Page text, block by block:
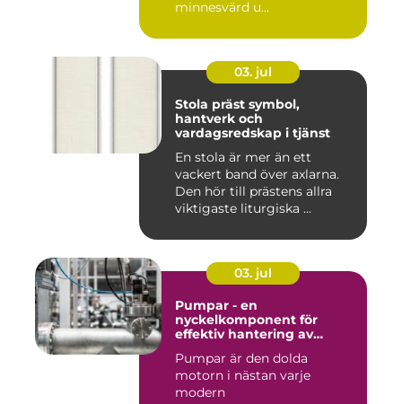
minnesvärd u...
03. jul
Stola präst symbol,
hantverk och
vardagsredskap i tjänst
En stola är mer än ett
vackert band över axlarna.
Den hör till prästens allra
viktigaste liturgiska ...
03. jul
Pumpar - en
nyckelkomponent för
effektiv hantering av
Pumpar är den dolda
motorn i nästan varje
modern